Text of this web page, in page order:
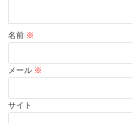
名前 ※
メール ※
サイト